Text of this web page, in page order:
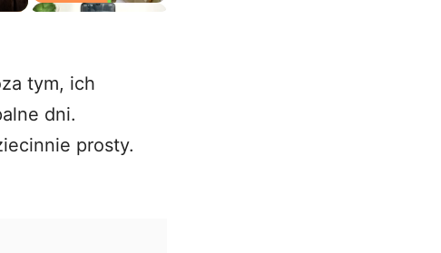
tym, ich
dni.
prosty.